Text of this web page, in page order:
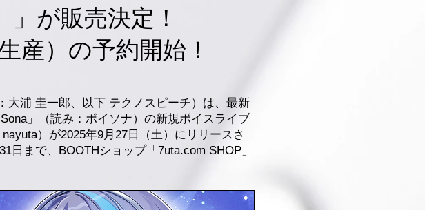
」が販売決定！
産）の予約開始！
大浦 圭一郎、以下 テクノスピーチ）は、最新
」（読み：ボイソナ）の新規ボイスライブ
）が2025年9月27日（土）にリリースさ
まで、BOOTHショップ「7uta.com SHOP」